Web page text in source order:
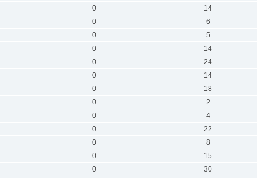
0 14
0 6
0 5
0 14
0 24
0 14
0 18
0 2
0 4
0 22
0 8
0 15
0 30